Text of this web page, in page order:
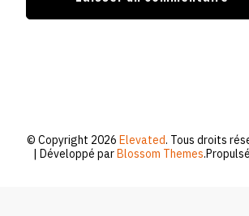
© Copyright 2026Elevated. Tous droits
| Développé parBlossom Themes